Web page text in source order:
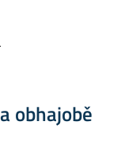
obhajobě